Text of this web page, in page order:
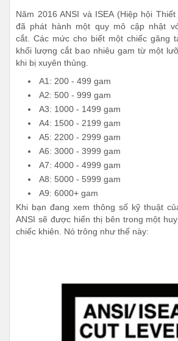
Năm 2016 ANSI và ISEA (Hiệp hội
đã phát hành một quy mô cập nhật
cắt. Các mức cho biết một chiếc găng
khối lượng cắt bao nhiêu gam từ một
khi bị xuyên thủng.
A1: 200 - 499 gam
A2: 500 - 999 gam
A3: 1000 - 1499 gam
A4: 1500 - 2199 gam
A5: 2200 - 2999 gam
A6: 3000 - 3999 gam
A7: 4000 - 4999 gam
A8: 5000 - 5999 gam
A9: 6000+ gam
Khi bạn đang xem thông số kỹ thuật
ANSI sẽ được hiển thị bên trong một
chiếc khiên. Nó trông như thế này: